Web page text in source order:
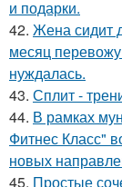
и подарки.
42. Жена сидит
месяц
нуждалась.
43. Сплит -
44. В рамках
Фитнес Класс"
новых
45. Простые